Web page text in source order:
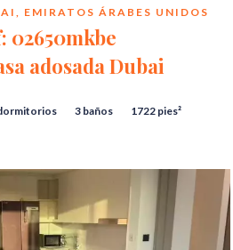
EMIRATOS ÁRABES UNIDOS
02650mkbe
adosada Dubai
3 baños 1722 pies²